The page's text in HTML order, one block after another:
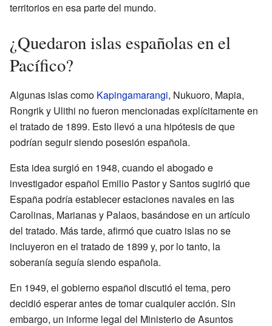
territorios en esa parte del mundo.
¿Quedaron islas españolas en el
Pacífico?
Algunas islas como Kapingamarangi, Nukuoro, Mapia,
Rongrik y Ulithi no fueron mencionadas explícitamente en
el tratado de 1899. Esto llevó a una hipótesis de que
podrían seguir siendo posesión española.
Esta idea surgió en 1948, cuando el abogado e
investigador español Emilio Pastor y Santos sugirió que
España podría establecer estaciones navales en las
Carolinas, Marianas y Palaos, basándose en un artículo
del tratado. Más tarde, afirmó que cuatro islas no se
incluyeron en el tratado de 1899 y, por lo tanto, la
soberanía seguía siendo española.
En 1949, el gobierno español discutió el tema, pero
decidió esperar antes de tomar cualquier acción. Sin
embargo, un informe legal del Ministerio de Asuntos